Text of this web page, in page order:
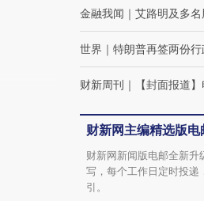
金融我闻 ｜ 艾路明及多
世界 ｜ 特朗普再签两份
财新周刊 ｜ 【封面报道
财新网主编精选版电
财新网新闻版电邮全新升
写，每个工作日定时投递
引。